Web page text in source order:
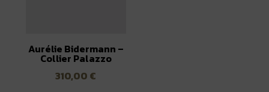
Aurélie Bidermann –
Collier Palazzo
310,00 €